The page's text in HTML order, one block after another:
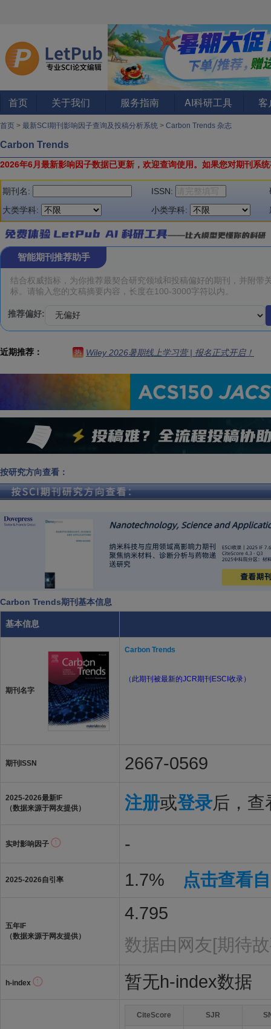
首页 关于我们 服务指南 AI科研工具 客
首页 > 最新SCI期刊影响因子查询及投稿分析系统 > Carbon Trends 杂志
Carbon Trends
2026年6月最新影响因子数据已更新，欢迎查询使用。 如果您对期刊系
期刊名: ISSN:
大类学科:
小类学科:
智能期刊推荐助手
推荐偏好:
近期推荐： 热 Wiley 2026暑期线上学习营 | 报名正式开启！
按研究方向查看：
Carbon Trends期刊基本信息
基本信息
期刊名字
Carbon Trends
（此期刊被最新的JCR期刊ESCI收录）
期刊ISSN 2667-0569
2025-2026最新IF
（数据来源于网友提供）
注册或登录后，查
实时影响因子 -
2025-2026自引率 1.7% 点击查看
五年IF
（数据来源于网友提供）
4.795
数据由网友[期待
h-index 暂无h-index数据
CiteScore SJR